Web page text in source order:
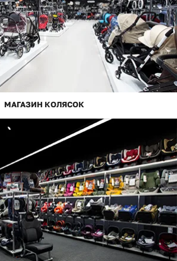
МАГАЗИН КОЛЯСОК